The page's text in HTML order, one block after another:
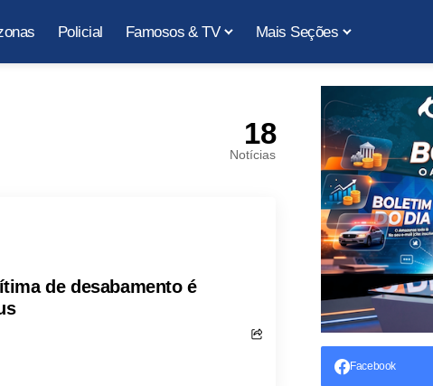
Policial Famosos & TV Mais Seções
18
Notícias
de desabamento é
Facebook